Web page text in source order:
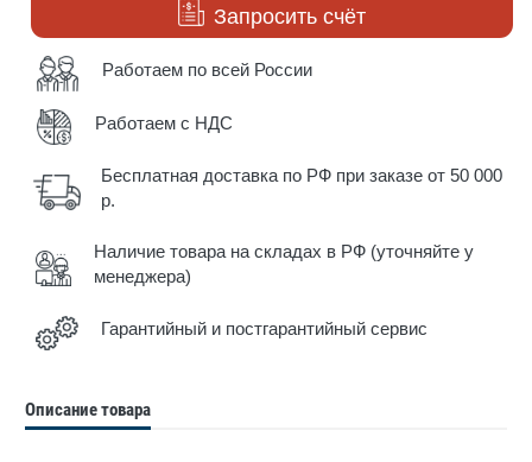
Запросить счёт
Работаем по всей России
Работаем с НДС
Бесплатная доставка по РФ при заказе от 50 000
р.
Наличие товара на складах в РФ (уточняйте у
менеджера)
Гарантийный и постгарантийный сервис
Описание товара